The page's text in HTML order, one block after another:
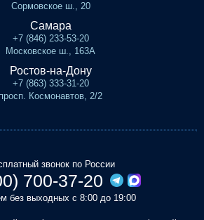
Сормовское ш., 20
Самара
+7 (846) 233-53-20
Московское ш., 163А
Ростов-на-Дону
+7 (863) 333-31-20
просп. Космонавтов, 2/2
звонок по России
700-37-20
без выходных с 8:00 до 19:00